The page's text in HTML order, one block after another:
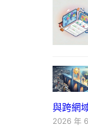
與跨網
2026 年